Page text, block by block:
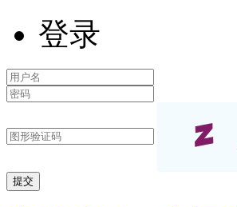
登录